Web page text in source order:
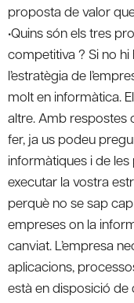
proposta de valor
•Quins són els tres
competitiva ? Si no
l’estratègia de
molt en informàtica.
altre. Amb respostes
fer, ja us podeu
informàtiques i de
executar la vostra
perquè no se sap
empreses on la
canviat. L’empresa
aplicacions,
està en disposició de